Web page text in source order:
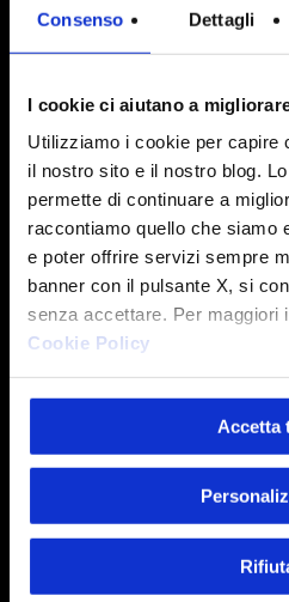
Consenso Dettagli
I cookie ci aiutano a
Utilizziamo i cookie per capire
il nostro sito e il nostro blog.
permette di continuare a
raccontiamo quello che siamo
e poter offrire servizi sempre
banner con il pulsante X, si
senza accettare. Per maggiori
Cookie Policy
Accetta
Abile nel lavoro in team
lavorativi e di progetto.
Relazionale
Curiosità e desiderio
Intesys cerca talenti che
imparare,affamati di
testare nuove
orientati alla soluzione
Ricordati che per noi le